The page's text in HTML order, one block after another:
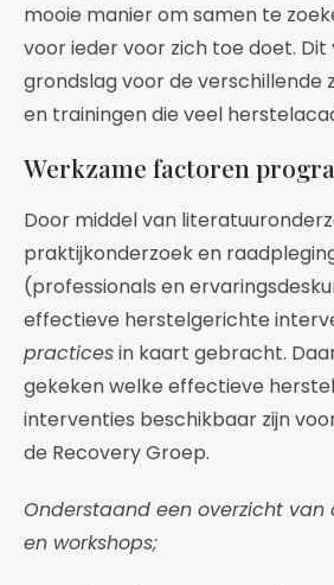
mooie manier om samen te
voor ieder voor zich toe doet.
grondslag voor de verschillende
en trainingen die veel
Werkzame factoren
Door middel van
praktijkonderzoek en
(professionals en
effectieve herstelgerichte
practicesin kaart gebracht.
gekeken welke effectieve
interventies beschikbaar zijn
de Recovery Groep.
Onderstaand een overzicht van
en workshops;